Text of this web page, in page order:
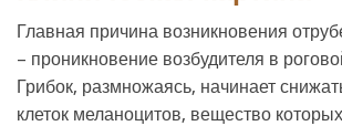
Главная причина возникновения
– проникновение возбудителя в
Грибок, размножаясь, начинает
клеток меланоцитов, вещество